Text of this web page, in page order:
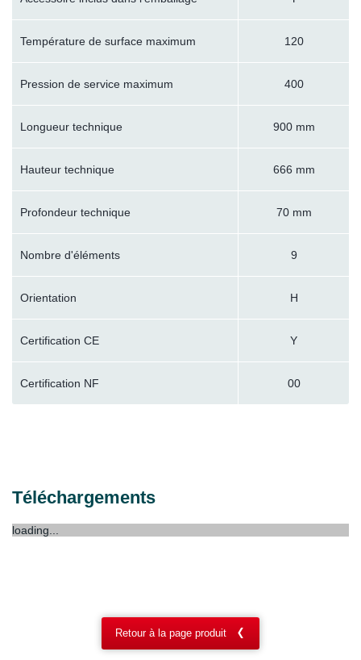
Température de surface maximum 120
Pression de service maximum 400
Longueur technique 900 mm
Hauteur technique 666 mm
Profondeur technique 70 mm
Nombre d'éléments 9
Orientation H
Certification CE Y
Certification NF 00
Téléchargements
loading...
Retour à la page produit